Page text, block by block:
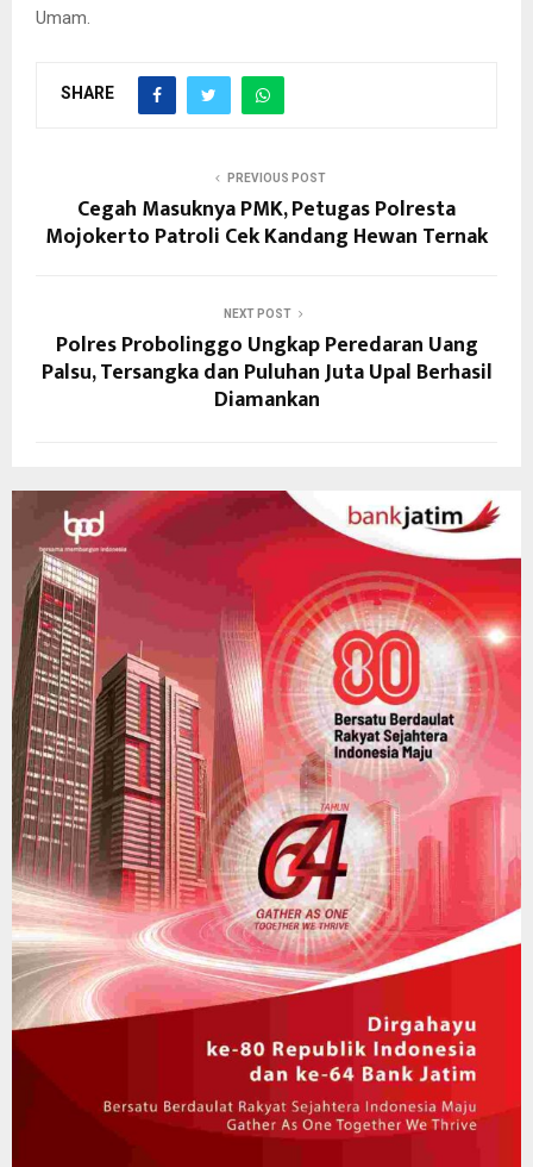
Umam.
SHARE
PREVIOUS POST
Cegah Masuknya PMK, Petugas Polresta
Mojokerto Patroli Cek Kandang Hewan Ternak
NEXT POST
Polres Probolinggo Ungkap Peredaran Uang
Palsu, Tersangka dan Puluhan Juta Upal Berhasil
Diamankan